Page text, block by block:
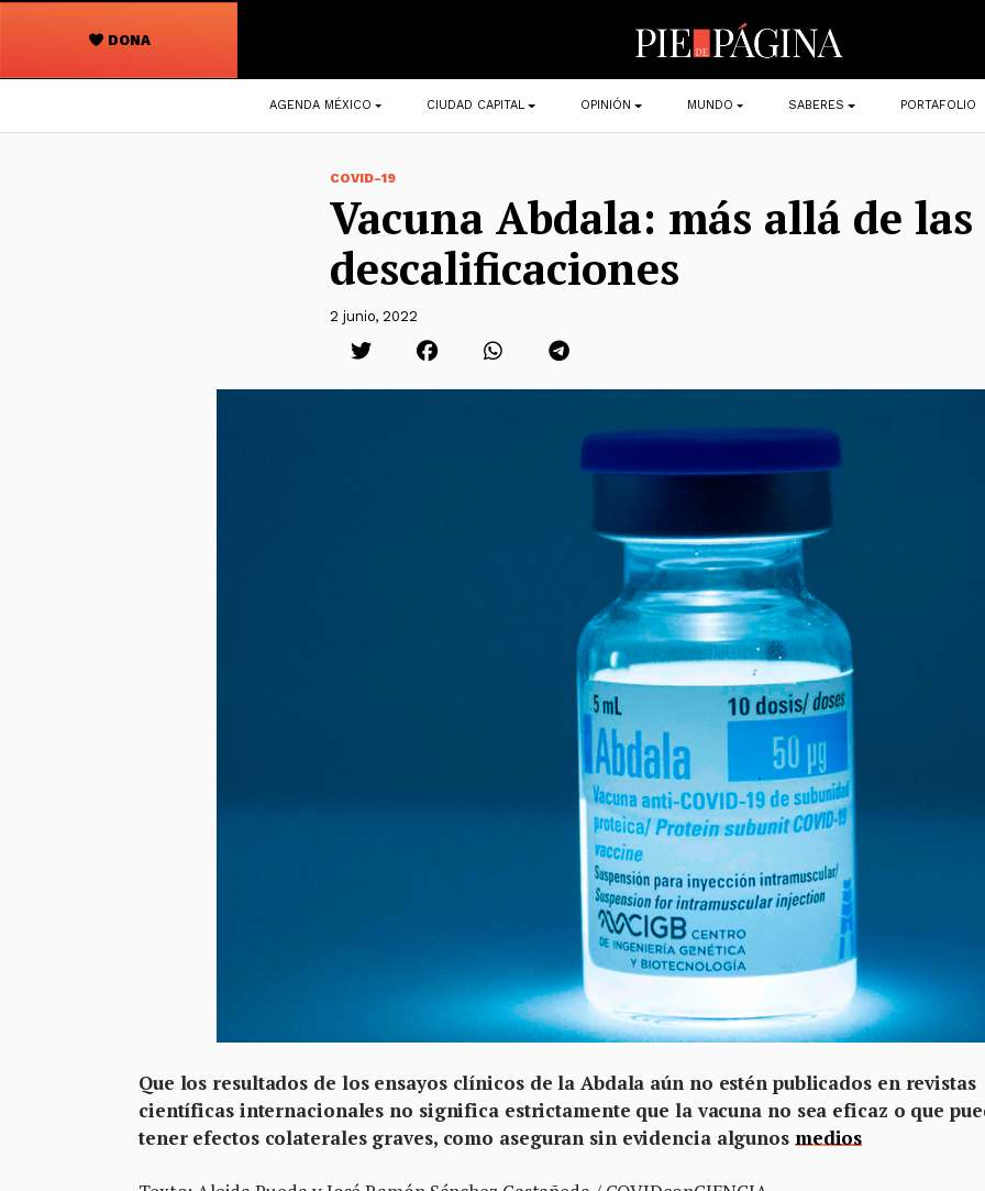
DONA
Navegación
principal
AGENDA MÉXICO CIUDAD CAPITAL OPINIÓN MUNDO SABERES PORTAFOLIO
COVID-19
Vacuna Abdala: más allá de las
descalificaciones
2 junio, 2022
Que los resultados de los ensayos clínicos de la Abdala aún no estén publicados en revistas
científicas internacionales no significa estrictamente que la vacuna no sea eficaz o que
tener efectos colaterales graves, como aseguran sin evidencia algunos medios